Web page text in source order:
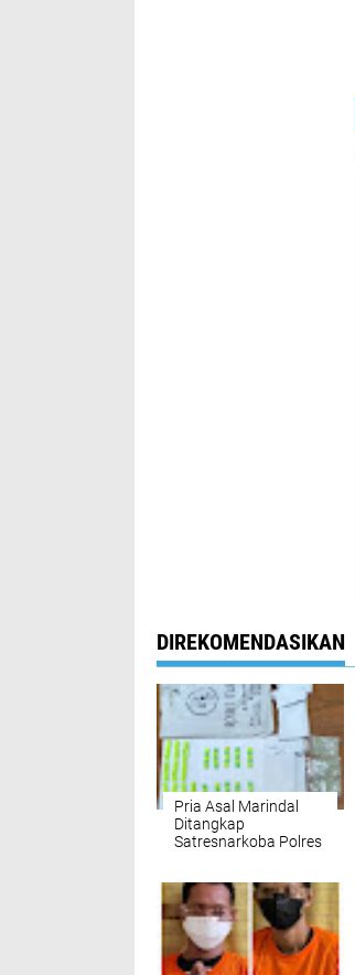
DIREKOMENDASIKAN
Pria Asal Marindal
Ditangkap
Satresnarkoba Polres